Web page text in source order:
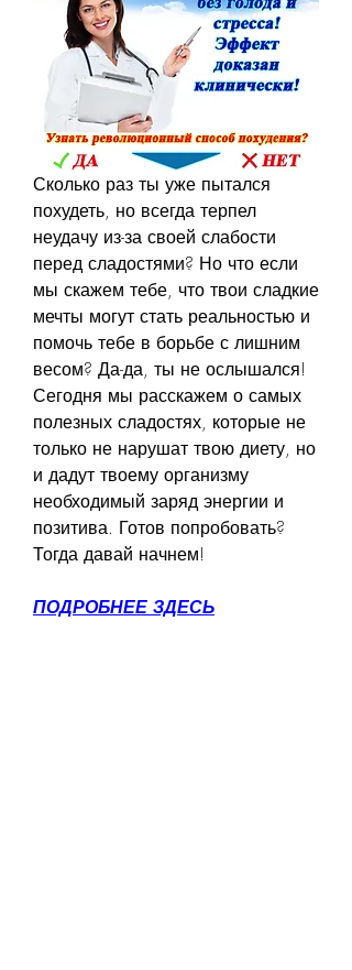
Сколько раз ты уже пытался
похудеть, но всегда терпел
неудачу из-за своей слабости
перед сладостями? Но что если
мы скажем тебе, что твои сладкие
мечты могут стать реальностью и
помочь тебе в борьбе с лишним
весом? Да-да, ты не ослышался!
Сегодня мы расскажем о самых
полезных сладостях, которые не
только не нарушат твою диету, но
и дадут твоему организму
необходимый заряд энергии и
позитива. Готов попробовать?
Тогда давай начнем!
ПОДРОБНЕЕ ЗДЕСЬ